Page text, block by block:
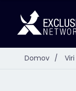
Domov / Viri